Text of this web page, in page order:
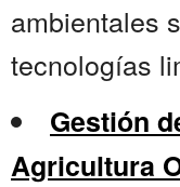
ambientales
tecnologías
Gestión
Agricultura